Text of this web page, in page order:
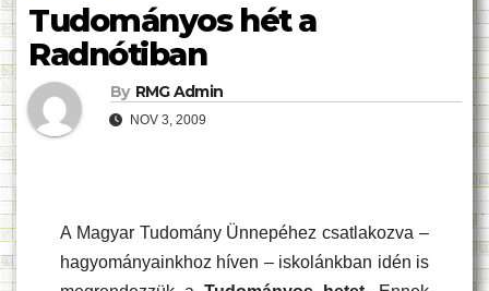
Tudományos hét a
Radnótiban
By RMG Admin
NOV 3, 2009
A Magyar Tudomány Ünnepéhez csatlakozva –
hagyományainkhoz híven – iskolánkban idén is